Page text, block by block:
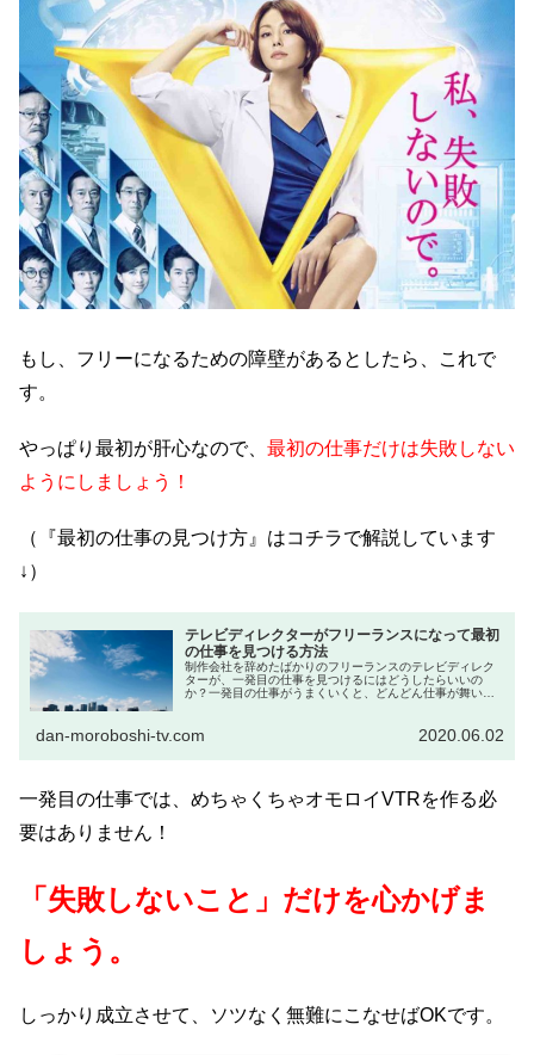
もし、フリーになるための障壁があるとしたら、これで
す。
やっぱり最初が肝心なので、 最初の仕事だけは失敗しない
ようにしましょう！
（『最初の仕事の見つけ方』はコチラで解説しています
↓）
テレビディレクターがフリーランスになって最初
の仕事を見つける方法
制作会社を辞めたばかりのフリーランスのテレビディレク
ターが、一発目の仕事を見つけるにはどうしたらいいの
か？一発目の仕事がうまくいくと、どんどん仕事が舞い込
dan-moroboshi-tv.com 2020.06.02
一発目の仕事では、めちゃくちゃオモロイVTRを作る必
要はありません！
「失敗しないこと」だけを心かげま
しょう。
しっかり成立させて、ソツなく無難にこなせばOKです。